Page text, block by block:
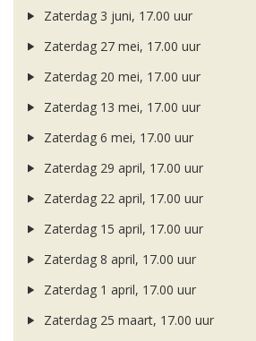
Zaterdag 3 juni, 17.00 uur
Zaterdag 27 mei, 17.00 uur
Zaterdag 20 mei, 17.00 uur
Zaterdag 13 mei, 17.00 uur
Zaterdag 6 mei, 17.00 uur
Zaterdag 29 april, 17.00 uur
Zaterdag 22 april, 17.00 uur
Zaterdag 15 april, 17.00 uur
Zaterdag 8 april, 17.00 uur
Zaterdag 1 april, 17.00 uur
Zaterdag 25 maart, 17.00 uur